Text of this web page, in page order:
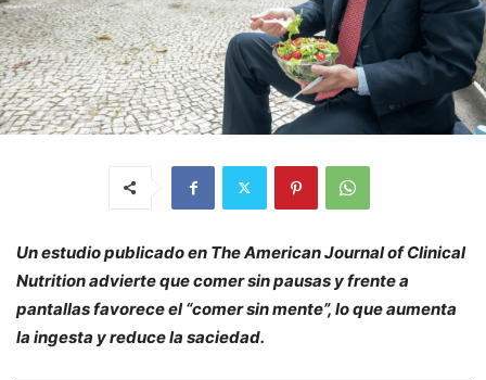
Un estudio publicado en The American Journal of Clinical
Nutrition advierte que comer sin pausas y frente a
pantallas favorece el “comer sin mente”, lo que aumenta
la ingesta y reduce la saciedad.